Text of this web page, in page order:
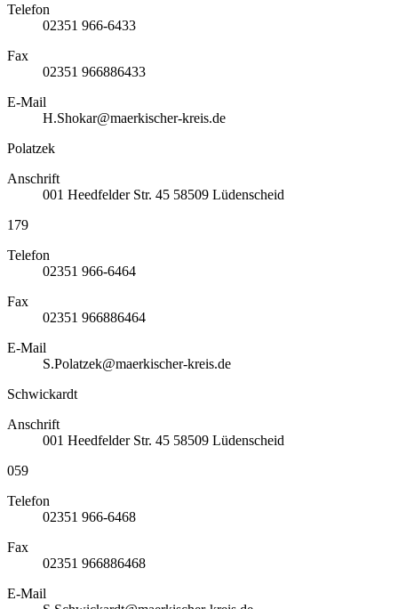
Telefon
02351 966-6433
Fax
02351 966886433
E-Mail
H.Shokar@maerkischer-kreis.de
Polatzek
Anschrift
001 Heedfelder Str. 45 58509 Lüdenscheid
179
Telefon
02351 966-6464
Fax
02351 966886464
E-Mail
S.Polatzek@maerkischer-kreis.de
Schwickardt
Anschrift
001 Heedfelder Str. 45 58509 Lüdenscheid
059
Telefon
02351 966-6468
Fax
02351 966886468
E-Mail